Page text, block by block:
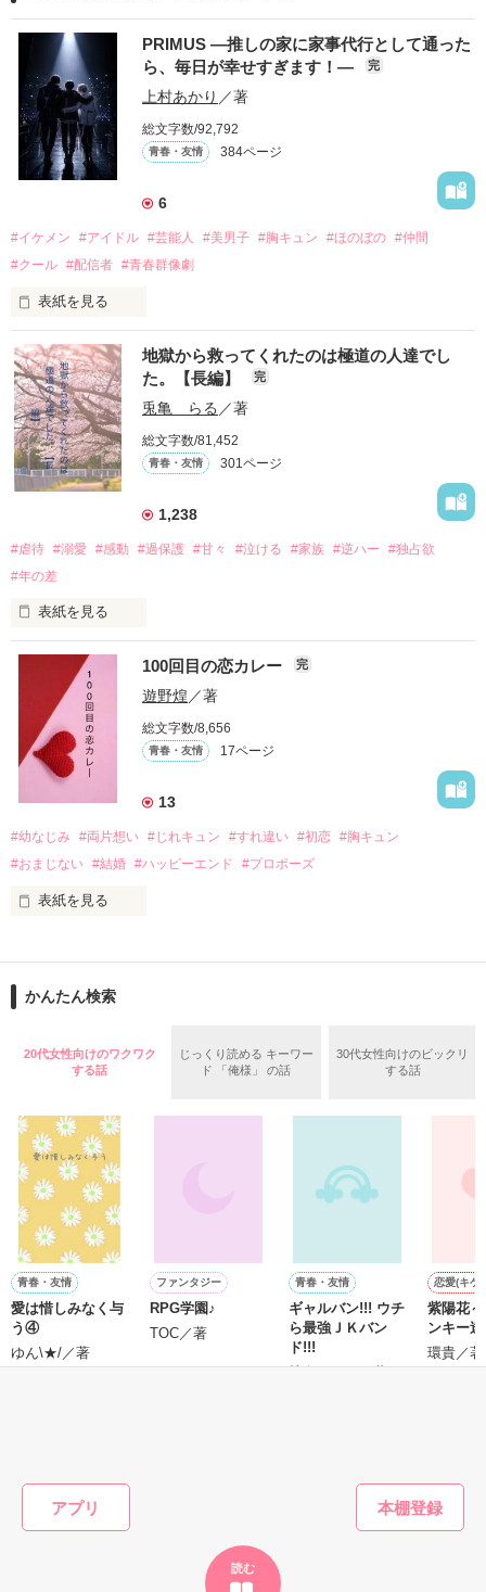
アプリ
読む
PRIMUS ―推しの家に家事代行として通った
ら、毎日が幸せすぎます！―
完
上村あかり ／著
総文字数/92,792
青春・友情 384ページ
6
#イケメン #アイドル #芸能人 #美男子 #胸キュン #ほのぼの #仲間
#クール #配信者 #青春群像劇
表紙を見る
推しは画面の向こうにいるはずだったのに、仕事先で毎日会っ
ています。
不器用でも努力を諦めない赤。
無口で頼れる黒。
天才肌で笑顔が眩しい白。
三人の姿に勇気をもらい、「私も一歩踏み出してみたい」と思
えるようになった。
笑って、ときどき泣ける。
作品を読む
地獄から救ってくれたのは極道の人達でし
た。【長編】
完
兎亀 らる ／著
総文字数/81,452
青春・友情 301ページ
1,238
#虐待 #溺愛 #感動 #過保護 #甘々 #泣ける #家族 #逆ハー
#独占欲
#年の差
表紙を見る
｢全部あんたのせいよ｣
『──のせいじゃないよ』
｢なんであんたが生きてんのよ｣
『生きていてくれてありがとう』
｢あんたなんか産まなきゃ良かった｣
『産まれてきてくれてありがとう』
両親から虐待を受け感情を知らない女の子と
泣き方も、笑い方も、助けの求め方も、何も知らなかった。
でもみんなが教えてくれた。
『"愛してるよ"』
100回目の恋カレー 完
遊野煌／著
総文字数/8,656
青春・友情 17ページ
13
#幼なじみ #両片想い #じれキュン #すれ違い #初恋 #胸キュン
#おまじない #結婚 #ハッピーエンド #プロポーズ
表紙を見る
きになっちゃうんだって』
※表紙はフリー素材です。コンテスト用に既存作を改稿しまし
た。
作品を読む
かんたん検索
20代女性向けのワクワク
する話
じっくり読める キーワー
ド 「俺様」 の話
30代女性向けのビックリ
する話
青春・友情
愛は惜しみなく与
う④
ゆん\★/／著
ファンタジー
RPG学園♪
TOC／著
青春・友情
ギャルバン!!! ウチ
ら最強ＪＫバン
ド!!!
恋愛(キケ
紫陽花
ンキー
環貴／著